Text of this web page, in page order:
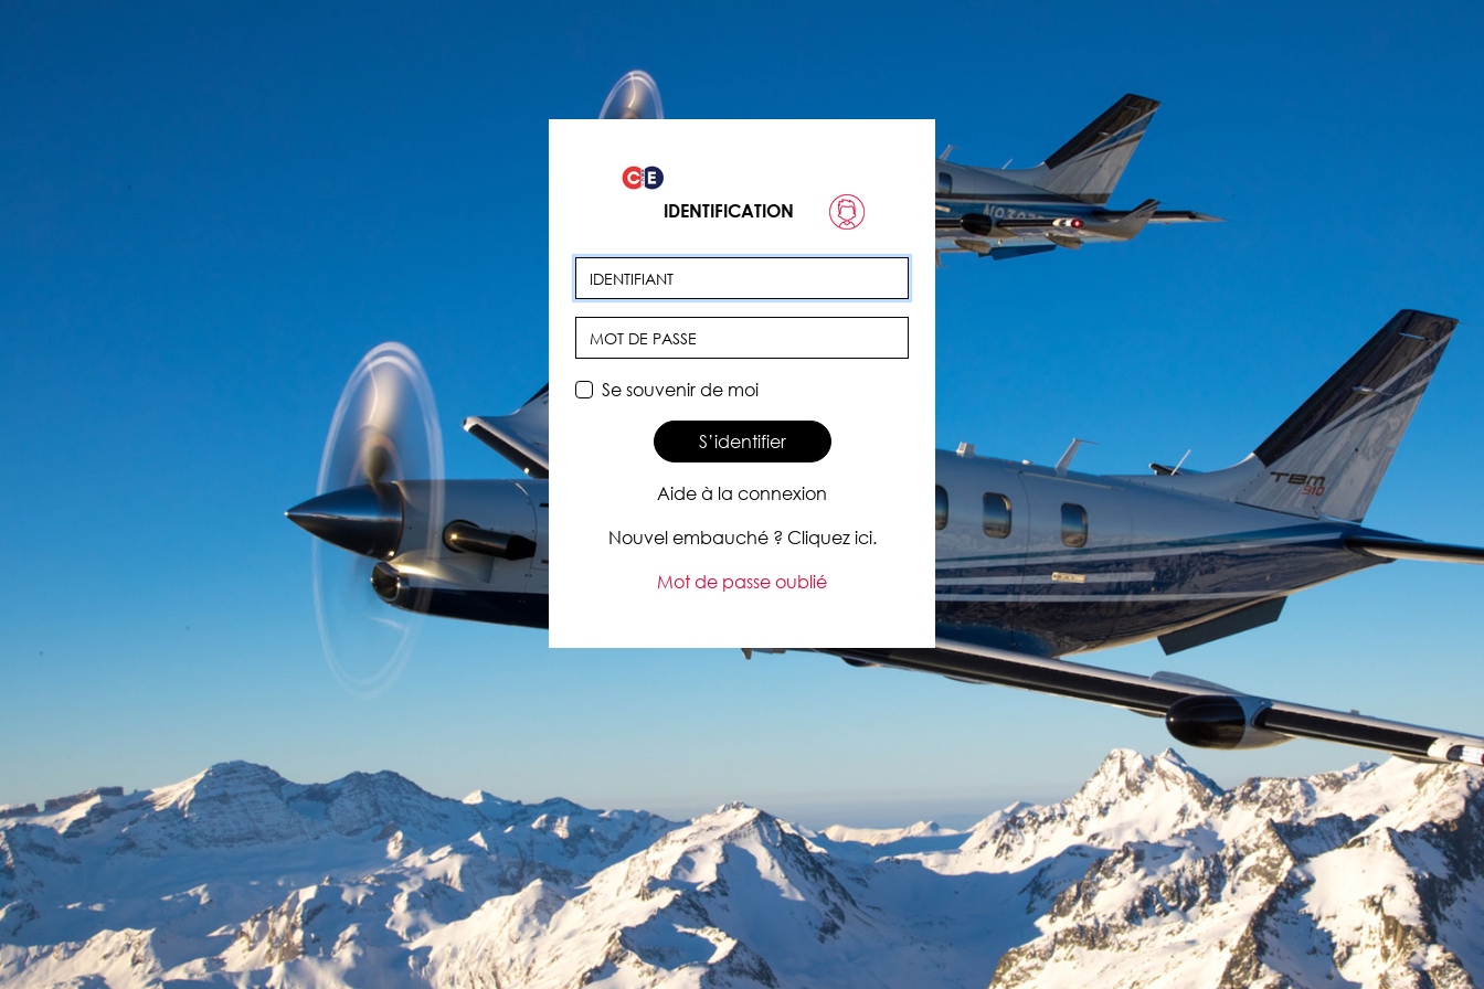
IDENTIFICATION
Identifiant
Se souvenir de moi
S’identifier
Aide à la connexion
Nouvel embauché ? Cliquez ici.
Mot de passe oublié